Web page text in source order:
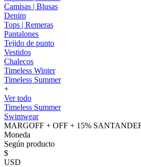
Camisas | Blusas
Denim
Tops | Remeras
Pantalones
Tejido de punto
Vestidos
Chalecos
Timeless Winter
Timeless Summer
+
Ver todo
Timeless Summer
Swimwear
MARGOFF + OFF + 15%
Moneda
Según producto
$
USD